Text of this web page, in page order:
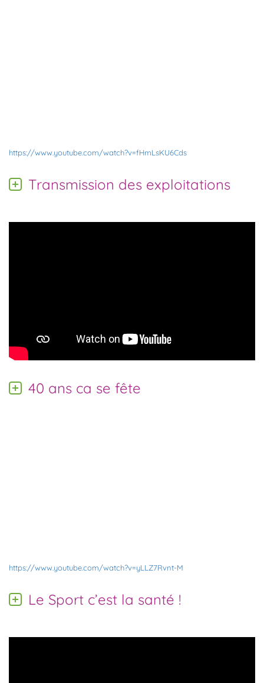
https://www.youtube.com/watch?v=fHmLsKU6Cds
Transmission des exploitations
40 ans ca se fête
https://www.youtube.com/watch?v=yLLZ7Rvnt-M
Le Sport c’est la santé !